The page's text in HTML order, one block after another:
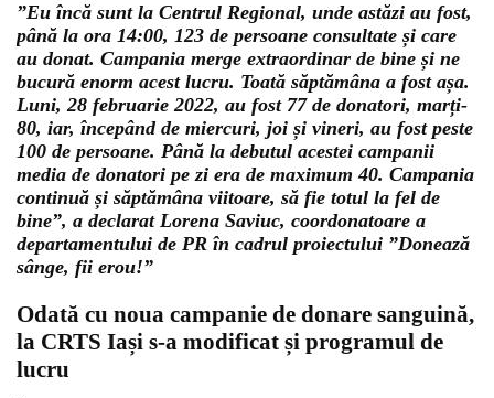
”Eu încă sunt la Centrul Regional, unde astăzi au fost,
până la ora 14:00, 123 de persoane consultate și care
au donat. Campania merge extraordinar de bine și ne
bucură enorm acest lucru. Toată săptămâna a fost așa.
Luni, 28 februarie 2022, au fost 77 de donatori, marți-
80, iar, începând de miercuri, joi și vineri, au fost peste
100 de persoane. Până la debutul acestei campanii
media de donatori pe zi era de maximum 40. Campania
continuă și săptămâna viitoare, să fie totul la fel de
bine”, a declarat Lorena Saviuc, coordonatoare a
departamentului de PR în cadrul proiectului ”Donează
sânge, fii erou!”
Odată cu noua campanie de donare sanguină,
la CRTS Iași s-a modificat și programul de
lucru